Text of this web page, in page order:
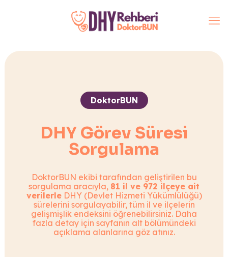
DoktorBUN
DHY Görev Süresi
Sorgulama
DoktorBUN ekibi tarafından geliştirilen bu
sorgulama aracıyla, 81 il ve 972 ilçeye ait
verilerleDHY (Devlet Hizmeti Yükümlülüğü)
sürelerini sorgulayabilir, tüm il ve ilçelerin
gelişmişlik endeksini öğrenebilirsiniz. Daha
fazla detay için sayfanın alt bölümündeki
açıklama alanlarına göz atınız.